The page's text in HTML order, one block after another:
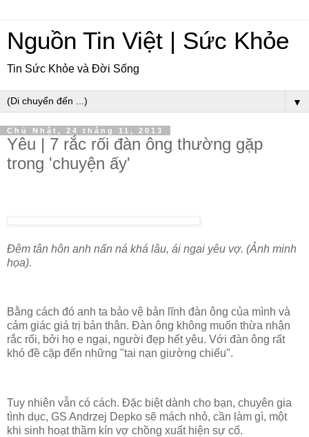
Nguồn Tin Việt | Sức Khỏe
Tin Sức Khỏe và Đời Sống
▼
Chủ Nhật, 24 tháng 11, 2013
Yêu | 7 rắc rối đàn ông thường gặp
trong 'chuyện ấy'
Đêm tân hôn anh nấn ná khá lâu, ái ngại yêu vợ. (Ảnh minh
họa).
Bằng cách đó anh ta bảo vệ bản lĩnh đàn ông của mình và
cảm giác giá trị bản thân. Đàn ông không muốn thừa nhận
rắc rối, bởi họ e ngại, người đẹp hết yêu. Với đàn ông rất
khó đề cặp đến những "tai nạn giường chiếu".
Tuy nhiên vẫn có cách. Đặc biệt dành cho bạn, chuyên gia
tình dục, GS Andrzej Depko sẽ mách nhỏ, cần làm gì, một
khi sinh hoạt thầm kín vợ chồng xuất hiện sự cố.